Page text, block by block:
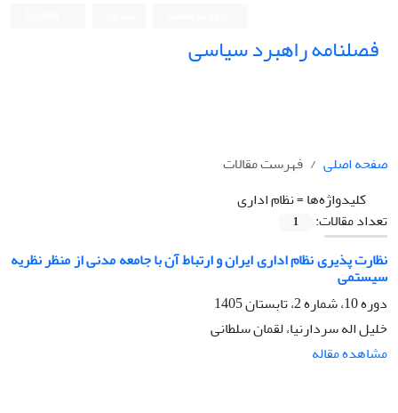
فصلنامه راهبرد سیاسی
صفحه اصلی
فهرست مقالات
کلیدواژه‌ها =نظام اداری
تعداد مقالات:
1
نظارت پذیری نظام اداری ایران و ارتباط آن با جامعه مدنی از منظر نظریه
سیستمی
دوره 10، شماره 2، تابستان 1405
خلیل اله سردارنیا، لقمان سلطانی
مشاهده مقاله